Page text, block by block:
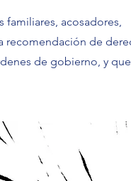
acosadores,
recomendación de
de gobierno, y